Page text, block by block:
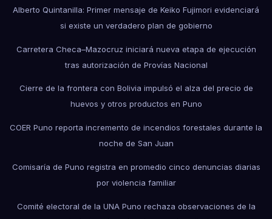
Alberto Quintanilla: Primer mensaje de Keiko Fujimori evidenciará
si existe un verdadero plan de gobierno
Carretera Checa–Mazocruz iniciará nueva etapa de ejecución
tras autorización de Provías Nacional
Cierre de la frontera con Bolivia impulsó el alza del precio de
huevos y otros productos en Puno
COER Puno reporta incremento de incendios forestales durante la
noche de San Juan
Comisaría de Puno registra en promedio cinco denuncias diarias
por violencia familiar
Comité electoral de la UNA Puno rechaza observaciones de la